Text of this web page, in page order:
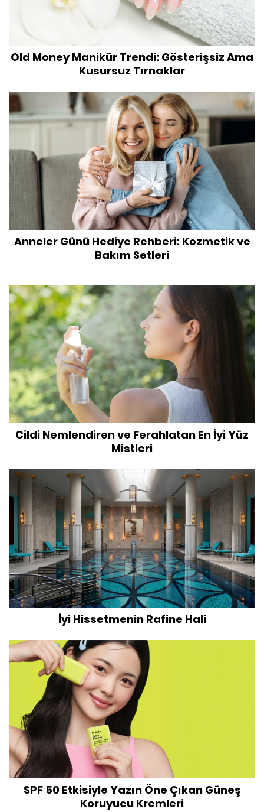
Old Money Manikür Trendi: Gösterişsiz Ama
Kusursuz Tırnaklar
Anneler Günü Hediye Rehberi: Kozmetik ve
Bakım Setleri
Cildi Nemlendiren ve Ferahlatan En İyi Yüz
Mistleri
İyi Hissetmenin Rafine Hali
SPF 50 Etkisiyle Yazın Öne Çıkan Güneş
Koruyucu Kremleri